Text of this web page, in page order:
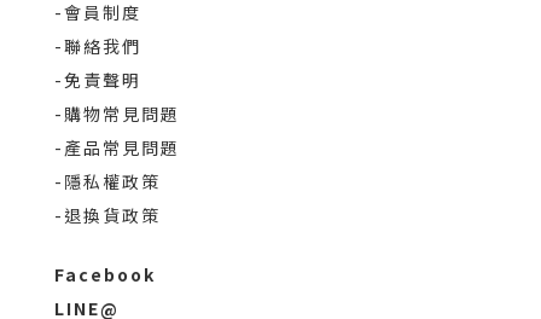
-會員制度
-聯絡我們
-免責聲明
-購物常見問題
-產品常見問題
-隱私權政策
-退換貨政策
Facebook
LINE@